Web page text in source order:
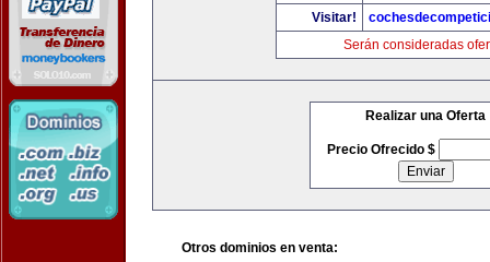
Visitar!
Serán consideradas
Realizar una Oferta
Precio Ofrecido $
Otros dominios en venta: